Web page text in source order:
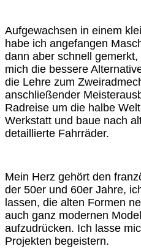
Aufgewachsen in einem
habe ich angefangen
dann aber schnell
mich die bessere
die Lehre zum
anschließender
Radreise um die halbe
Werkstatt und baue nach
detaillierte Fahrräder.
Mein Herz gehört den
der 50er und 60er Jahre,
lassen, die alten Formen
auch ganz modernen
aufzudrücken. Ich lasse
Projekten begeistern.